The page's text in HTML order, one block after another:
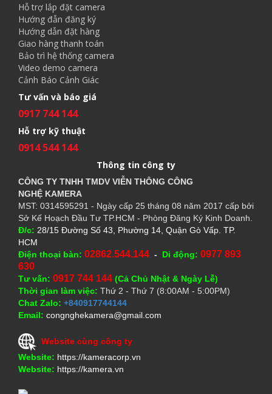
Hỗ trợ lắp đặt camera
Hướng đẫn đăng ký
Hướng dẫn đặt hàng
Giao hàng thanh toán
Bảo trì hệ thống camera
Video demo camera
Cảnh Báo Cảnh Giác
Tư vấn và báo giá
0917 744 144
Hỗ trợ kỹ thuật
0914 544 144
Thông tin công ty
CÔNG TY TNHH TMDV VIỄN THÔNG CÔNG
NGHỆ KAMERA
MST: 0314595291 - Ngày cấp 25 tháng 08 năm 2017 cấp bởi
Sở Kế Hoạch Đầu Tư TP.HCM - Phòng Đăng Ký Kinh Doanh.
Đ/c: 28/15 Đường Số 43, Phường 14, Quận Gò Vấp. TP.
HCM
Điện thoại bàn: 02862.544.144 - Di động: 0977 893
630
Tư vấn: 0917 744 144 (Cả Chủ Nhật & Ngày Lễ)
Thời gian làm việc: Thứ 2 - Thứ 7 (8:00AM - 5:00PM)
Chat Zalo: +840917744144
Email: congnghekamera@gmail.com
Website cùng công ty
Website: https://kameracorp.vn
Website: https://kamera.vn